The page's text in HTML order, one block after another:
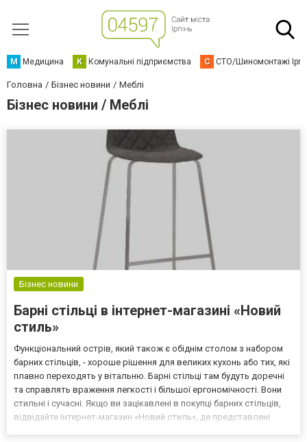
М Медицина К Комунальні підприємства С СТО/Шиномонтажі
Головна Бізнес новини Меблі
Бізнес новини / Меблі
Бізнес новини
Барні стільці в інтернет-магазині «Новий
стиль»
Функціональний острів, який також є обіднім столом з набором
барних стільців, - хороше рішення для великих кухонь або тих, які
плавно переходять у вітальню. Барні стільці там будуть доречні
та справлять враження легкості і більшої ергономічності. Вони
стильні і сучасні. Якщо ви зацікавлені в покупці барних стільців,
відвідайте інтернет-магазин «Новий стиль», де представлені